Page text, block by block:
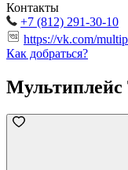
Контакты
+7 (812) 291-30-10
https://vk.com/
Как добраться?
Мультиплейс